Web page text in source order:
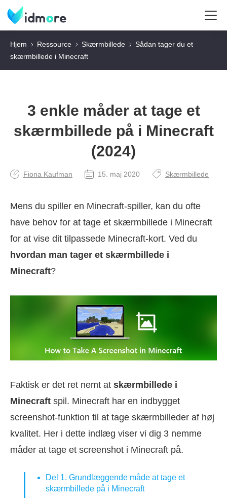
Hjem Ressource Skærmbillede
Sådan tager du et
skærmbillede i Minecraft
3 enkle måder at tage et
skærmbillede på i Minecraft
(2024)
Fiona Kaufman 15. maj 2020 Skærmbillede
Mens du spiller en Minecraft-spiller, kan du ofte
have behov for at tage et skærmbillede i Minecraft
for at vise dit tilpassede Minecraft-kort. Ved du
hvordan man tager et skærmbillede i
Minecraft?
Faktisk er det ret nemt at skærmbillede i
Minecraft spil. Minecraft har en indbygget
screenshot-funktion til at tage skærmbilleder af høj
kvalitet. Her i dette indlæg viser vi dig 3 nemme
måder at tage et screenshot i Minecraft på.
Del 1. Grundlæggende måde at tage et
skærmbillede på i Minecraft